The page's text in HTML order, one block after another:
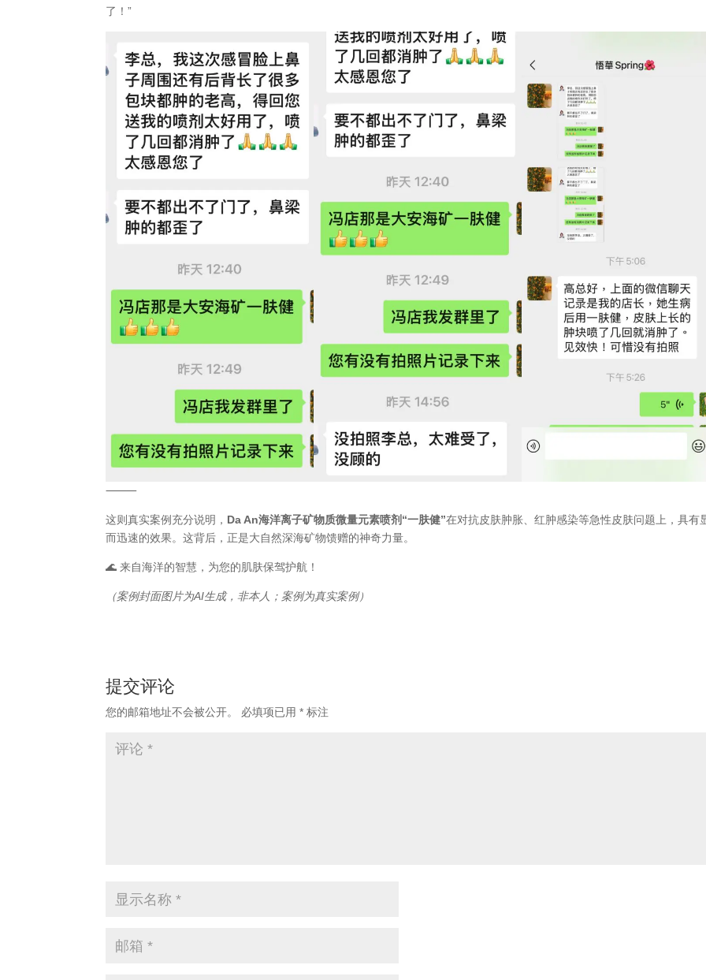
了！”
⸻
这则真实案例充分说明， Da An海洋离子矿物质微量元素喷剂“一肤健”在对抗皮肤肿胀、红肿感染等急性皮肤问题上，具有
而迅速的效果。这背后，正是大自然深海矿物馈赠的神奇力量。
🌊 来自海洋的智慧，为您的肌肤保驾护航！
（案例封面图片为AI生成，非本人；案例为真实案例）
提交评论
您的邮箱地址不会被公开。 必填项已用* 标注